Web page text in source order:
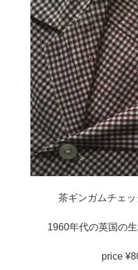
茶ギンガムチェッ
1960年代の英国の
price